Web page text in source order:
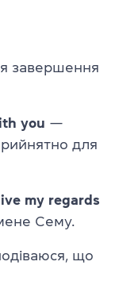
завершення
you —
для
my regards
Сему.
що